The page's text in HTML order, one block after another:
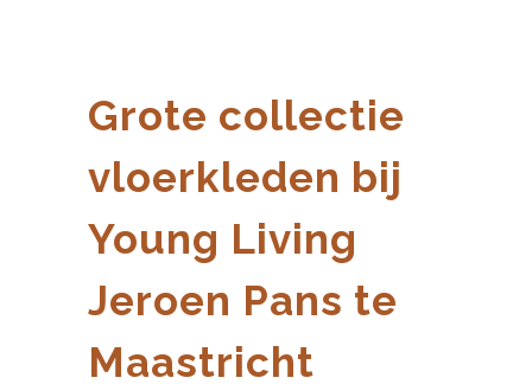
Grote collectie
vloerkleden bij
Young Living
Jeroen Pans te
Maastricht